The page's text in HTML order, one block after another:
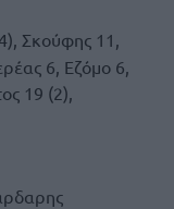
Σκούφης 11,
6, Εζόμο 6,
19 (2),